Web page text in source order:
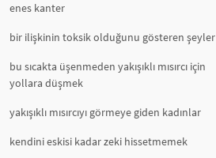
enes kanter
bir ilişkinin toksik olduğunu gösteren şeyler
bu sıcakta üşenmeden yakışıklı mısırcı için
yollara düşmek
yakışıklı mısırcıyı görmeye giden kadınlar
kendini eskisi kadar zeki hissetmemek